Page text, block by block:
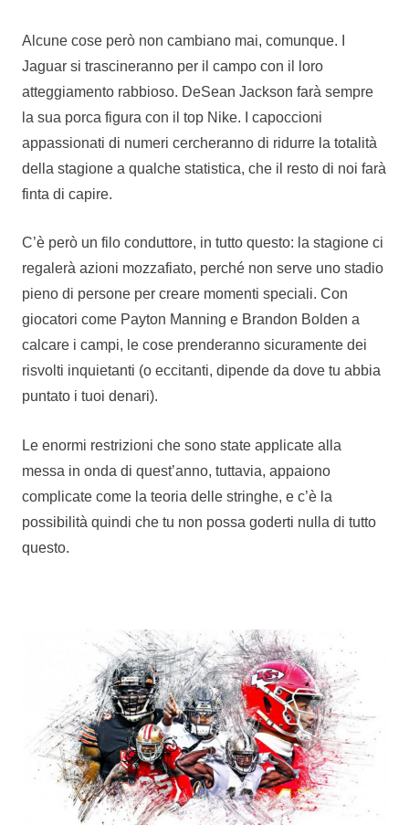
Alcune cose però non cambiano mai, comunque. I
Jaguar si trascineranno per il campo con il loro
atteggiamento rabbioso. DeSean Jackson farà sempre
la sua porca figura con il top Nike. I capoccioni
appassionati di numeri cercheranno di ridurre la totalità
della stagione a qualche statistica, che il resto di noi farà
finta di capire.
C’è però un filo conduttore, in tutto questo: la stagione ci
regalerà azioni mozzafiato, perché non serve uno stadio
pieno di persone per creare momenti speciali. Con
giocatori come Payton Manning e Brandon Bolden a
calcare i campi, le cose prenderanno sicuramente dei
risvolti inquietanti (o eccitanti, dipende da dove tu abbia
puntato i tuoi denari).
Le enormi restrizioni che sono state applicate alla
messa in onda di quest’anno, tuttavia, appaiono
complicate come la teoria delle stringhe, e c’è la
possibilità quindi che tu non possa goderti nulla di tutto
questo.